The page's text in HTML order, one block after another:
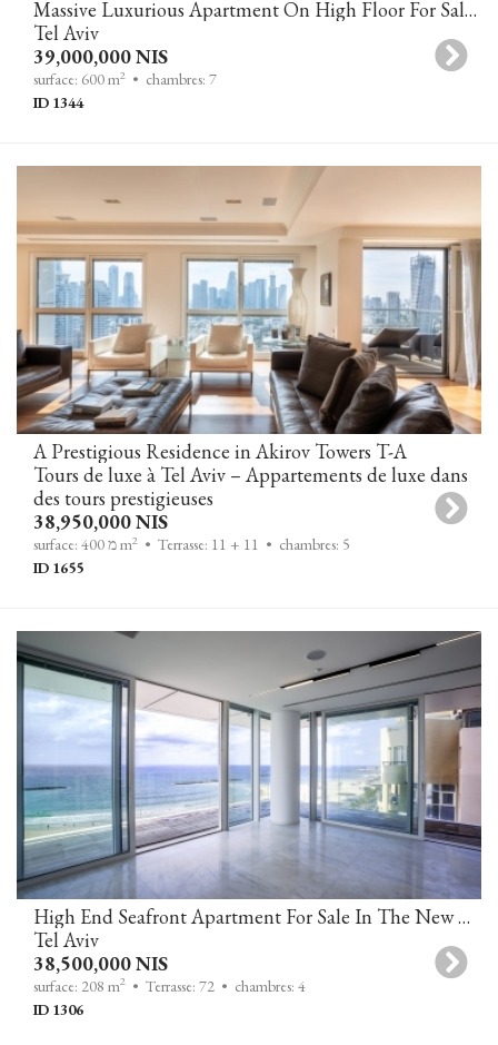
Massive Luxurious Apartment On High Floor For Sale In YOO TOWER, Tel Aviv
Tel Aviv
39,000,000 NIS
surface: 600 m2 • chambres: 7
ID 1344
A Prestigious Residence in Akirov Towers T-A
Tours de luxe à Tel Aviv – Appartements de luxe dans
des tours prestigieuses
38,950,000 NIS
surface: 400 מ m2 • Terrasse: 11 + 11 • chambres: 5
ID 1655
High End Seafront Apartment For Sale In The New David Promenade Residences On Tel Aviv's Sea Line
Tel Aviv
38,500,000 NIS
surface: 208 m2 • Terrasse: 72 • chambres: 4
ID 1306